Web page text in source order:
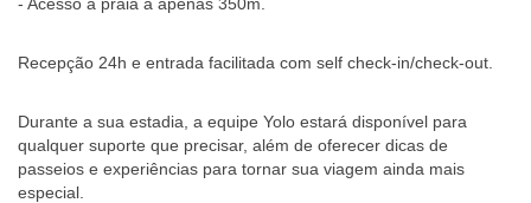
Recepção 24h e entrada facilitada com self check-in/check-out.
Durante a sua estadia, a equipe Yolo estará disponível para
qualquer suporte que precisar, além de oferecer dicas de
passeios e experiências para tornar sua viagem ainda mais
especial.